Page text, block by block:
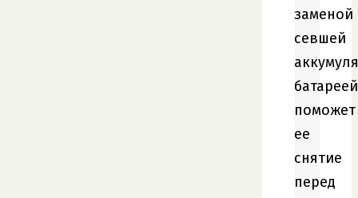
заменой
севшей
батареей
поможет
ее
снятие
перед